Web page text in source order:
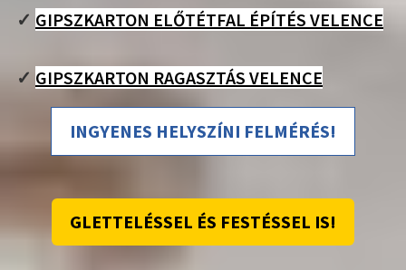
✓ GIPSZKARTON ELŐTÉTFAL ÉPÍTÉS VELENCE
✓ GIPSZKARTON RAGASZTÁS VELENCE
INGYENES HELYSZÍNI FELMÉRÉS!
GLETTELÉSSEL ÉS FESTÉSSEL IS!